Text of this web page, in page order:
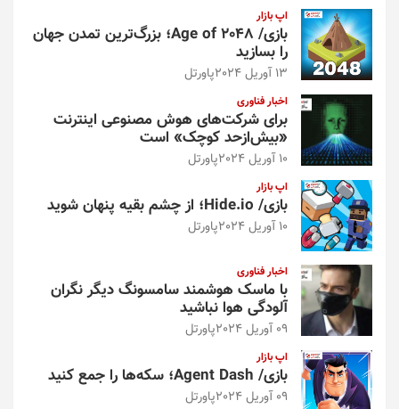
اپ بازار
بازی/ Age of 2048؛ بزرگ‌ترین تمدن جهان
را بسازید
13 آوریل 2024 پاورتل
اخبار فناوری
برای شرکت‌های هوش مصنوعی اینترنت
«بیش‌از‌حد کوچک» است
10 آوریل 2024 پاورتل
اپ بازار
بازی/ Hide.io؛ از چشم بقیه پنهان شوید
10 آوریل 2024 پاورتل
اخبار فناوری
با ماسک هوشمند سامسونگ دیگر نگران
آلودگی هوا نباشید
09 آوریل 2024 پاورتل
اپ بازار
بازی/ Agent Dash؛ سکه‌ها را جمع کنید
09 آوریل 2024 پاورتل